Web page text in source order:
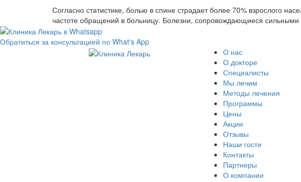
Согласно статистике, болью в спине страдает более 70% взрослого
частоте обращений в больницу. Болезни, сопровождающиеся
Обратиться за консультацией по What's App
О нас
О докторе
Специалисты
Мы лечим
Методы лечения
Программы
Цены
Акции
Отзывы
Наши гости
Контакты
Партнеры
О компании